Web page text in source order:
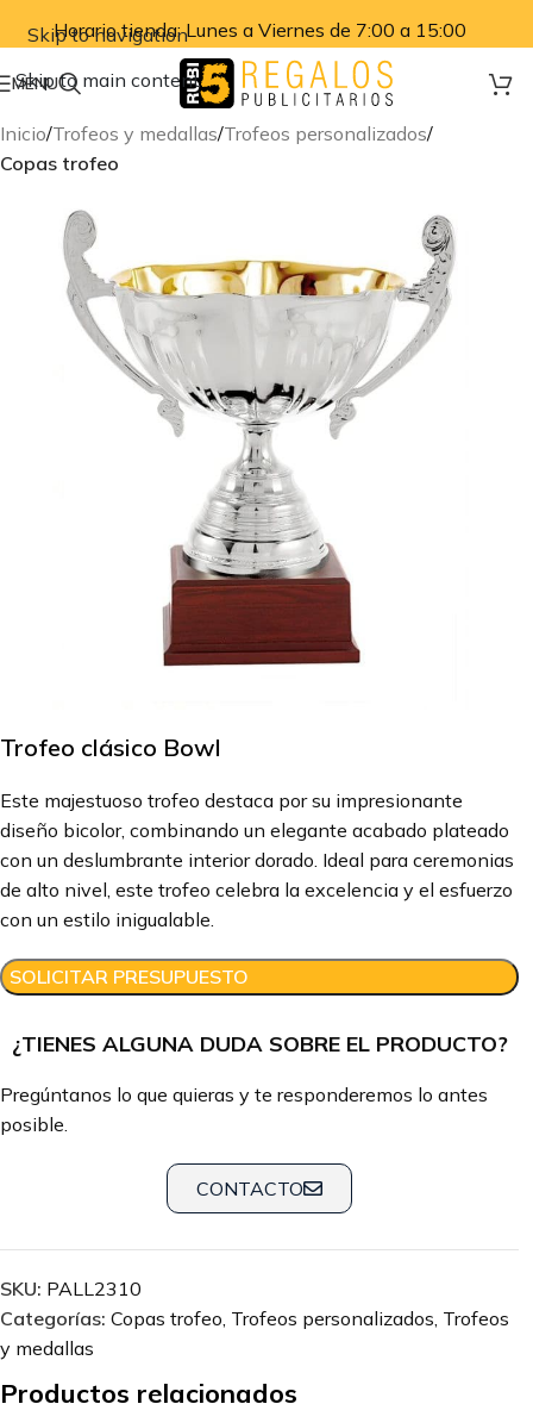
Skip to navigation
Skip to main content
Horario tienda: Lunes a Viernes de 7:00 a 15:00
MENU
Inicio Trofeos y medallas Trofeos personalizados
Copas trofeo
Trofeo clásico Bowl
Este majestuoso trofeo destaca por su impresionante
diseño bicolor, combinando un elegante acabado plateado
con un deslumbrante interior dorado. Ideal para ceremonias
de alto nivel, este trofeo celebra la excelencia y el esfuerzo
con un estilo inigualable.
SOLICITAR PRESUPUESTO
¿TIENES ALGUNA DUDA SOBRE EL PRODUCTO?
Pregúntanos lo que quieras y te responderemos lo antes
posible.
CONTACTO
SKU: PALL2310
Categorías: Copas trofeo, Trofeos personalizados, Trofeos
y medallas
Productos relacionados